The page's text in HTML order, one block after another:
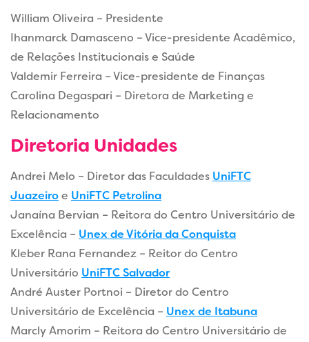
William Oliveira – Presidente
Ihanmarck Damasceno – Vice-presidente Acadêmico,
de Relações Institucionais e Saúde
Valdemir Ferreira – Vice-presidente de Finanças
Carolina Degaspari – Diretora de Marketing e
Relacionamento
Diretoria Unidades
Andrei Melo – Diretor das Faculdades UniFTC
Juazeiroe UniFTC Petrolina
Janaína Bervian – Reitora do Centro Universitário de
Excelência – Unex de Vitória da Conquista
Kleber Rana Fernandez – Reitor do Centro
Universitário UniFTC Salvador
André Auster Portnoi – Diretor do Centro
Universitário de Excelência – Unex de Itabuna
Marcly Amorim – Reitora do Centro Universitário de